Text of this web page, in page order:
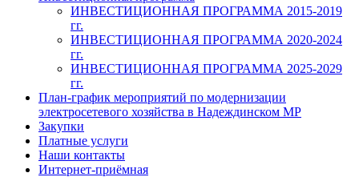
ИНВЕСТИЦИОННАЯ ПРОГРАММА 2015-2019
гг.
ИНВЕСТИЦИОННАЯ ПРОГРАММА 2020-2024
гг.
ИНВЕСТИЦИОННАЯ ПРОГРАММА 2025-2029
гг.
План-график мероприятий по модернизации
электросетевого хозяйства в Надеждинском МР
Закупки
Платные услуги
Наши контакты
Интернет-приёмная